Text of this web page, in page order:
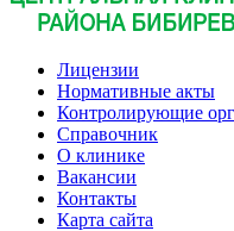
Лицензии
Нормативные акты
Контролирующие
Справочник
О клинике
Вакансии
Контакты
Карта сайта